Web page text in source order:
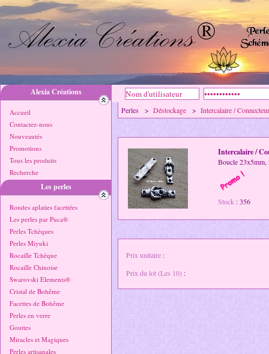
Alexia Créations
Accueil
Contactez-nous
Nouveautés
Promotions
Tous les produits
Recherche
Les perles
Rondes aplaties facettées
Les perles par Puca®
Perles Tchèques
Perles Miyuki
Rocaille Tchèque
Rocaille Chinoise
Swarovski Elements®
Cristal de Bohême
Facettes de Bohême
Perles en verre
Gouttes
Miracles et Magiques
Perles artisanales
Perles > Déstockage > Intercalaire /
Intercalaire /
Boucle
Stock : 356
Prix unitaire :
Prix du lot (Les 10) :